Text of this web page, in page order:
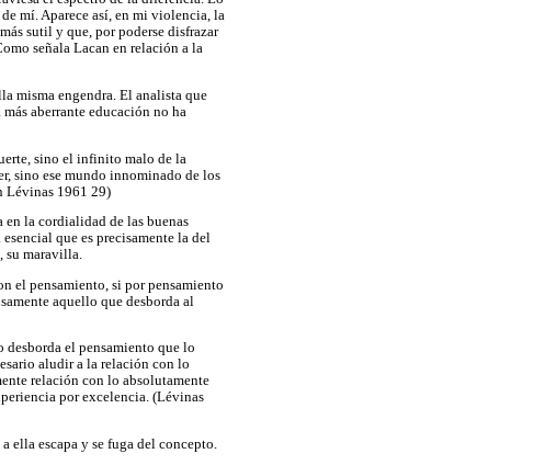
mí. Aparece así, en mi violencia, la
sutil y que, por poderse disfrazar
señala Lacan en relación a la
misma engendra. El analista que
aberrante educación no ha
sino el infinito malo de la
sino ese mundo innominado de los
Lévinas 1961 29)
en la cordialidad de las buenas
que es precisamente la del
su maravilla.
el pensamiento, si por pensamiento
aquello que desborda al
el pensamiento que lo
aludir a la relación con lo
relación con lo absolutamente
por excelencia. (Lévinas
ella escapa y se fuga del concepto.